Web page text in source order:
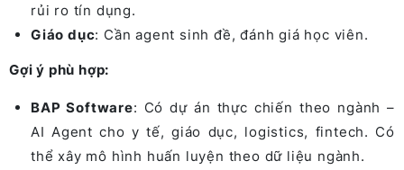
rủi ro tín dụng.
Giáo dục: Cần agent sinh đề, đánh giá học viên.
Gợi ý phù hợp:
BAP Software: Có dự án thực chiến theo ngành –
AI Agent cho y tế, giáo dục, logistics, fintech. Có
thể xây mô hình huấn luyện theo dữ liệu ngành.